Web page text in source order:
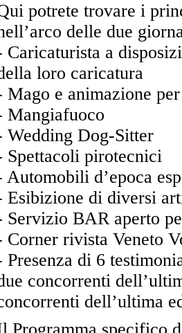
potrete trovare i
delle due
Caricaturista a
loro caricatura
Mago e animazione
Mangiafuoco
Wedding Dog-Sitter
Spettacoli pirotecnici
Automobili d’epoca
Esibizione di diversi
Servizio BAR aperto
Corner rivista Veneto
Presenza di 6
concorrenti
dell’ultima